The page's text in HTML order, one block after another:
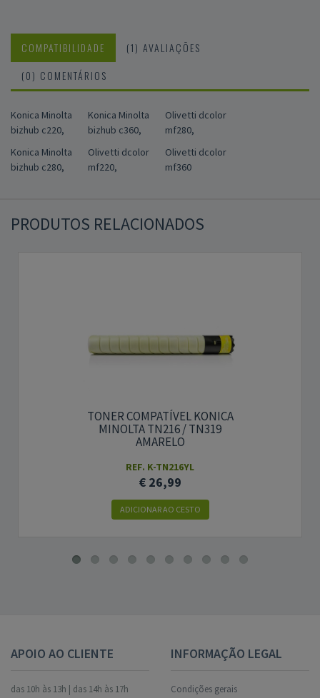
COMPATIBILIDADE
(1) AVALIAÇÕES
(0) COMENTÁRIOS
Konica Minolta
bizhub c220,
Konica Minolta
bizhub c280,
Konica Minolta
bizhub c360,
Olivetti dcolor
mf220,
Olivetti dcolor
mf280,
Olivetti dcolor
mf360
PRODUTOS RELACIONADOS
TONER COMPATÍVEL KONICA
MINOLTA TN216 / TN319
AMARELO
REF. K-TN216YL
€ 26,99
ADICIONAR AO CESTO
APOIO AO CLIENTE
das 10h às 13h | das 14h às 17h
INFORMAÇÃO LEGAL
Condições gerais